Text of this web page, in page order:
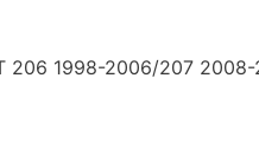
206 1998-2006/207